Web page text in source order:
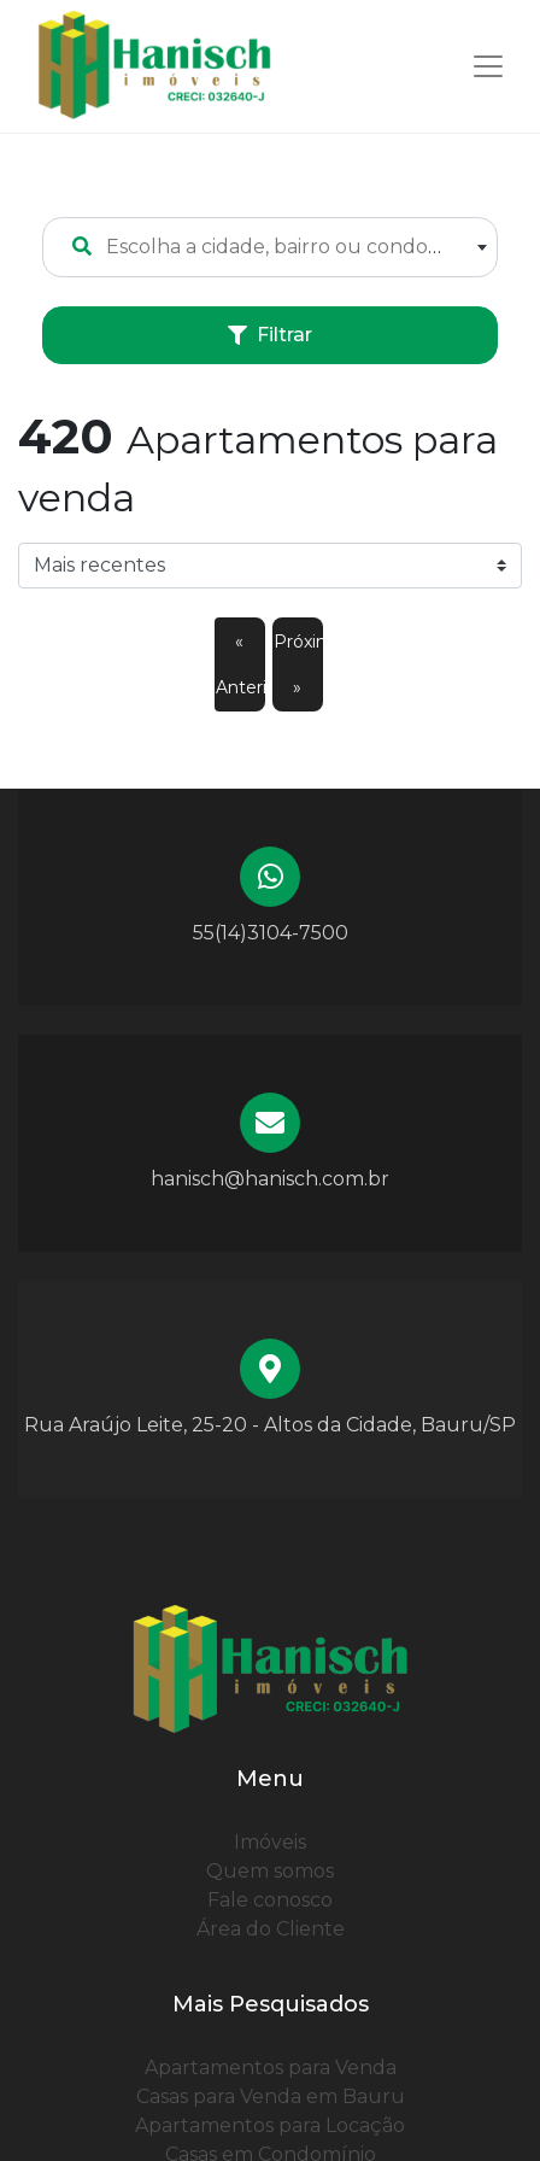
Escolha a cidade, bairro ou condomínio
Filtrar
420 Apartamentos para
venda
«
Anterior
Próximo
»
55(14)3104-7500
hanisch@hanisch.com.br
Rua Araújo Leite, 25-20 - Altos da Cidade, Bauru/SP
Menu
Imóveis
Quem somos
Fale conosco
Área do Cliente
Mais Pesquisados
Apartamentos para Venda
Casas para Venda em Bauru
Apartamentos para Locação
Casas em Condomínio